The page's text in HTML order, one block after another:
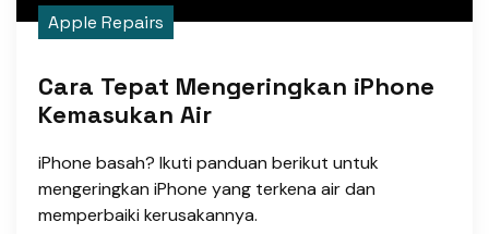
Apple Repairs
Cara Tepat Mengeringkan iPhone
Kemasukan Air
iPhone basah? Ikuti panduan berikut untuk
mengeringkan iPhone yang terkena air dan
memperbaiki kerusakannya.